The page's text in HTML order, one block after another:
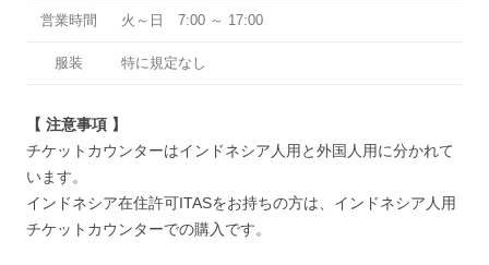
営業時間 火～日 7:00 ～ 17:00
服装 特に規定なし
【 注意事項 】
チケットカウンターはインドネシア人用と外国人用に分かれて
います。
インドネシア在住許可ITASをお持ちの方は、インドネシア人用
チケットカウンターでの購入です。